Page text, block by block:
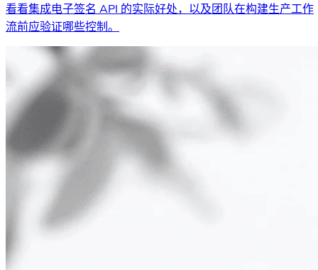
看看集成电子签名 API 的实际好处，以及团队在构建生产工作
流前应验证哪些控制。